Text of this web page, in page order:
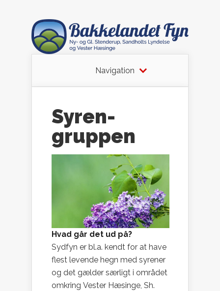
Navigation
Syren-
gruppen
Hvad går det ud på?
Sydfyn er bl.a. kendt for at have
flest levende hegn med syrener
og det gælder særligt i området
omkring Vester Hæsinge, Sh.